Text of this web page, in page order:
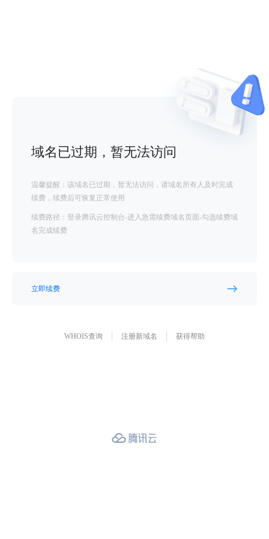
域名已过期，暂无法访问
温馨提醒：该域名已过期，暂无法访问，请域名所有人及时完成
续费，续费后可恢复正常使用
续费路径：登录腾讯云控制台-进入急需续费域名页面-勾选续费域
名完成续费
立即续费
WHOIS查询 注册新域名 获得帮助